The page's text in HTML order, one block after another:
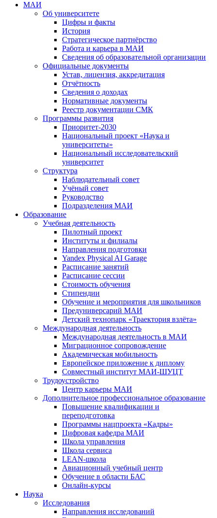
МАИ
Об университете
Цифры и факты
История
Стратегическое партнёрство
Работа и карьера в МАИ
Сведения об образовательной организации
Официальные документы
Устав, лицензия, аккредитация
Отчётность
Сведения о доходах
Нормативные документы
Реестр документации СМК
Программы развития
Приоритет-2030
Национальный проект «Наука и
университеты»
Национальный исследовательский
университет
Структура
Наблюдательный совет
Учёный совет
Руководство
Подразделения МАИ
Образование
Учебная деятельность
Пилотный проект
Институты и филиалы
Направления подготовки
Yandex Physical AI Garage
Расписание занятий
Расписание сессии
Стоимость обучения
Стипендии
Обучение и мероприятия для школьников
Предуниверсарий МАИ
Детский технопарк «Траектория взлёта»
Международная деятельность
Международная деятельность в МАИ
Миграционное сопровождение
Академическая мобильность
Европейское приложение к диплому
Совместный институт МАИ-ШУЦТ
Трудоустройство
Центр карьеры МАИ
Дополнительное профессиональное образование
Повышение квалификации и
переподготовка
Программы нацпроекта «Кадры»
Цифровая кафедра МАИ
Школа управления
Школа сервиса
LEAN-школа
Авиационный учебный центр
Обучение в области БАС
Онлайн-курсы
Наука
Исследования
Направления исследований